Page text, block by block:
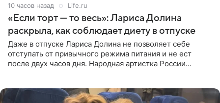
10 часов назад Life.ru
«Если торт — то весь»: Лариса Долина
раскрыла, как соблюдает диету в отпуске
Даже в отпуске Лариса Долина не позволяет себе
отступать от привычного режима питания и не ест
после двух часов дня. Народная артистка России